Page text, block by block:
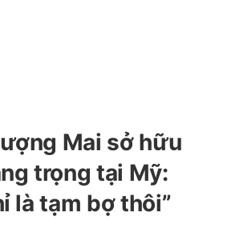
Mai sở hữu
trọng tại Mỹ:
là tạm bợ thôi”